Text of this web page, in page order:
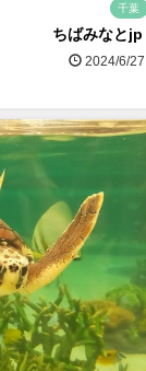
千葉
ちばみなとjp
2024/6/27